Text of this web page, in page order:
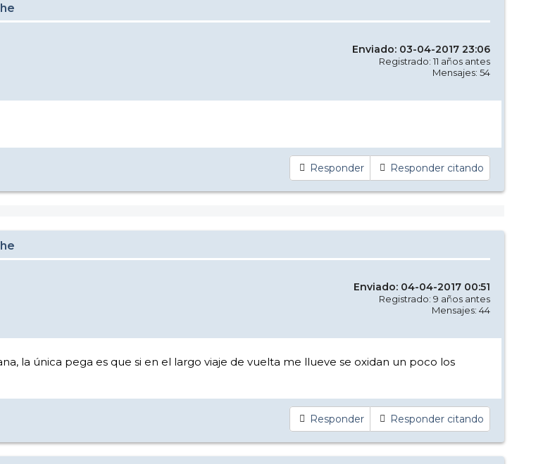
Enviado: 03-04-2017 23:06
Registrado: 11 años antes
Mensajes: 54
Responder Responder citando
Enviado: 04-04-2017 00:51
Registrado: 9 años antes
Mensajes: 44
la única pega es que si en el largo viaje de vuelta me llueve se oxidan un poco los
Responder Responder citando